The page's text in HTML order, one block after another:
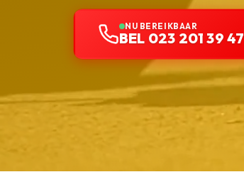
NU BEREIKBAAR
BEL 023 201 39 47